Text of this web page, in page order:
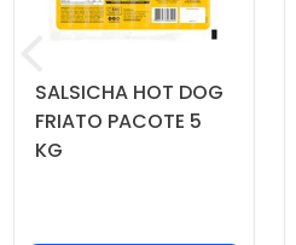
SALSICHA HOT DOG
FRIATO PACOTE 5
KG